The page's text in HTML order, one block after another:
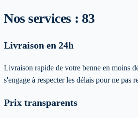
Nos services : 83
Livraison en 24h
Livraison rapide de votre benne en moins
s'engage à respecter les délais pour ne pas
Prix transparents